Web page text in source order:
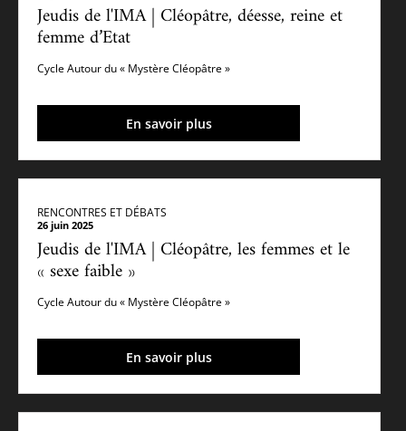
Jeudis de l'IMA | Cléopâtre, déesse, reine et
femme d’Etat
Cycle Autour du « Mystère Cléopâtre »
En savoir plus
RENCONTRES ET DÉBATS
26 juin 2025
Jeudis de l'IMA | Cléopâtre, les femmes et le
« sexe faible »
Cycle Autour du « Mystère Cléopâtre »
En savoir plus